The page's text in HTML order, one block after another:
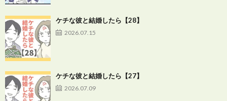
ケチな彼と結婚したら【28】
2026.07.15
ケチな彼と結婚したら【27】
2026.07.09